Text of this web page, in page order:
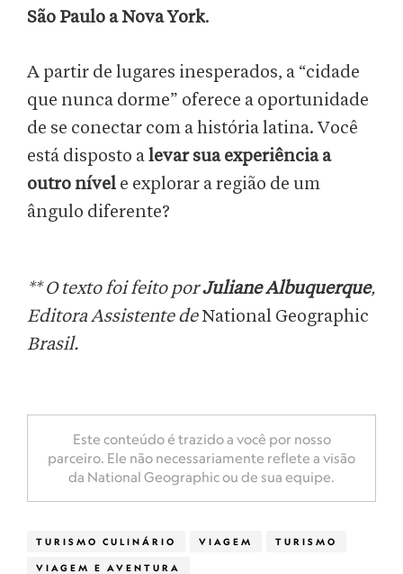
São Paulo a Nova York.
A partir de lugares inesperados, a “cidade
que nunca dorme” oferece a oportunidade
de se conectar com a história latina. Você
está disposto alevar sua experiência a
outro nível e explorar a região de um
ângulo diferente?
** O texto foi feito porJuliane Albuquerque,
Editora Assistente deNational Geographic
Brasil.
Este conteúdo é trazido a você por nosso
parceiro. Ele não necessariamente reflete a visão
da National Geographic ou de sua equipe.
TURISMO CULINÁRIO VIAGEM TURISMO
VIAGEM E AVENTURA